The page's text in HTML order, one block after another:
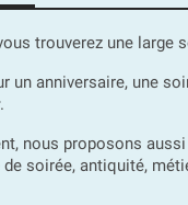
trouverez une large
un anniversaire, une
.
nous proposons
soirée, antiquité,